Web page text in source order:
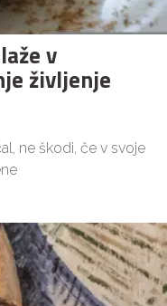
v
življenje
ne škodi, če v svoje